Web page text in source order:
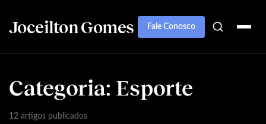
Joceilton Gomes Fale Conosco
Categoria: Esporte
12 artigos publicados